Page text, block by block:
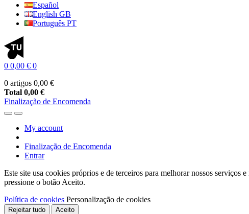
Español
English GB
Português PT
0 0,00 € 0
0 artigos 0,00 €
Total 0,00 €
Finalização de Encomenda
My account
Finalização de Encomenda
Entrar
Este site usa cookies próprios e de terceiros para melhorar nossos serviços
pressione o botão Aceito.
Política de cookies Personalização de cookies
Rejeitar tudo Aceito